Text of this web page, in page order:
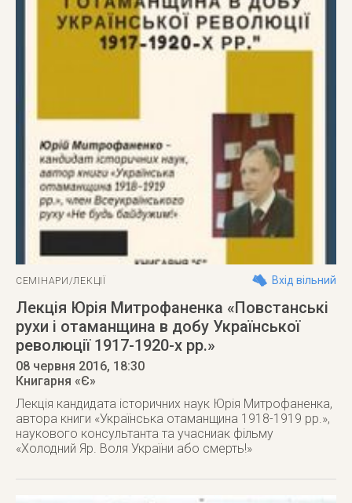
СЕМІНАРИ/ЛЕКЦІЇ Вхід вільний
Лекція Юрія Митрофаненка «Повстанські
рухи і отаманщина в добу Української
революції 1917-1920-х рр.»
08 червня 2016, 18:30
Книгарня «Є»
Лекція кандидата історичних наук Юрія Митрофаненка,
автора книги «Українська отаманщина 1918-1919 рр.»,
наукового консультанта та учасниак фільму
«Холодний Яр. Воля України або смерть!»